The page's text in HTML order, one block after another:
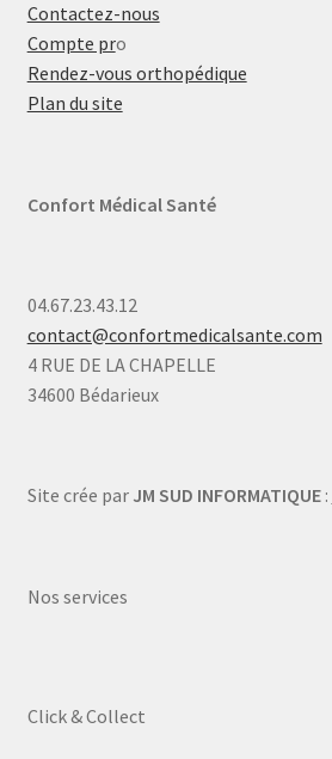
Contactez-nous
Compte pro
Rendez-vous orthopédique
Plan du site
Confort Médical Santé
04.67.23.43.12
contact@confortmedicalsante.com
4 RUE DE LA CHAPELLE
34600 Bédarieux
Site crée par JM SUD INFORMATIQUE:
Nos services
Click & Collect